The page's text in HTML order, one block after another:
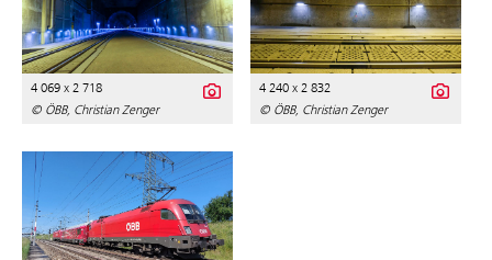
4 069 x 2 718
© ÖBB, Christian Zenger
4 240 x 2 832
© ÖBB, Christian Zenger